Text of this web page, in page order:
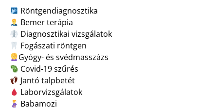
Röntgendiagnosztika
Bemer terápia
Diagnosztikai vizsgálatok
Fogászati röntgen
Gyógy- és svédmasszázs
Covid-19 szűrés
Jantó talpbetét
Laborvizsgálatok
Babamozi